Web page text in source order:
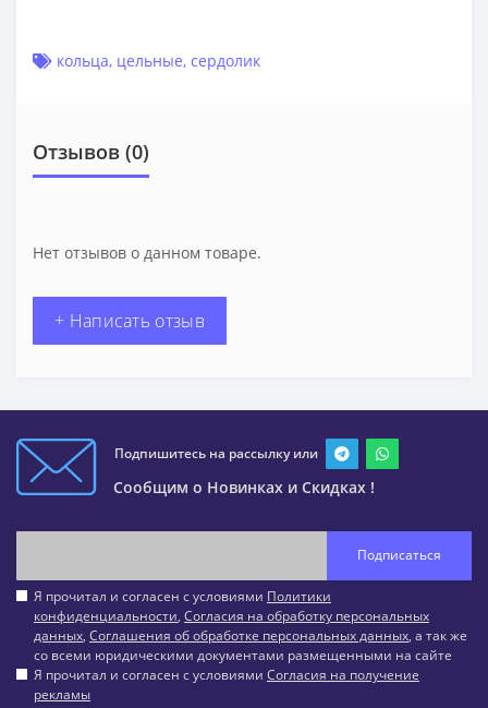
кольца, цельные, сердолик
Отзывов (0)
Нет отзывов о данном товаре.
+ Написать отзыв
Подпишитесь на рассылку или
Сообщим о Новинках и Скидках !
Подписаться
Я прочитал и согласен с условиями Политики
конфиденциальности, Согласия на обработку персональных
данных, Соглашения об обработке персональных данных, а так же
со всеми юридическими документами размещенными на сайте
Я прочитал и согласен с условиями Согласия на получение
рекламы